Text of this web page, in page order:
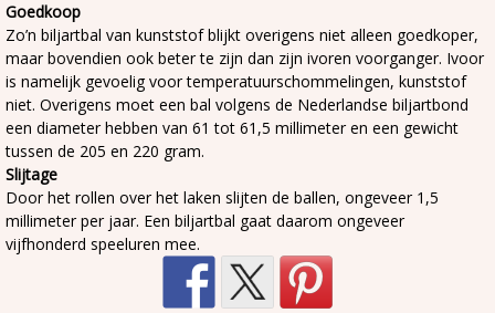
Goedkoop
Zo’n biljartbal van kunststof blijkt overigens niet alleen goedkoper,
maar bovendien ook beter te zijn dan zijn ivoren voorganger. Ivoor
is namelijk gevoelig voor temperatuurschommelingen, kunststof
niet. Overigens moet een bal volgens de Nederlandse biljartbond
een diameter hebben van 61 tot 61,5 millimeter en een gewicht
tussen de 205 en 220 gram.
Slijtage
Door het rollen over het laken slijten de ballen, ongeveer 1,5
millimeter per jaar. Een biljartbal gaat daarom ongeveer
vijfhonderd speeluren mee.